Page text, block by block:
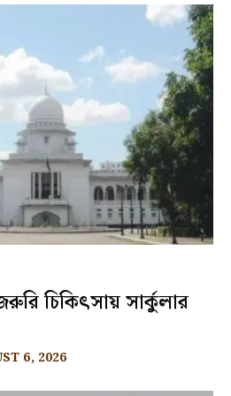
চিকিৎসায় সার্কুলার
6, 2026